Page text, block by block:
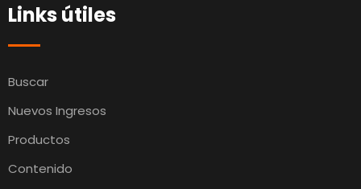
Links útiles
Buscar
Nuevos Ingresos
Productos
Contenido